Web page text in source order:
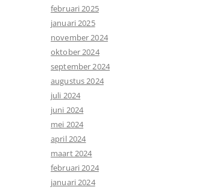
februari 2025
januari 2025
november 2024
oktober 2024
september 2024
augustus 2024
juli 2024
juni 2024
mei 2024
april 2024
maart 2024
februari 2024
januari 2024